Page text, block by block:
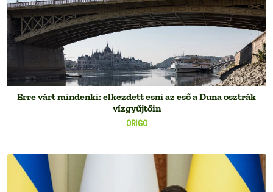
ORIGO
Erre várt mindenki: elkezdett esni az eső a Duna osztrák
vízgyűjtőin